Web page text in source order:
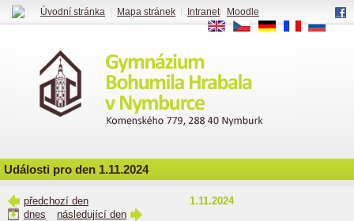
Události pro den 1.11.2024
předchozí den
1.11.2024
dnes
následující den
Úvodní stránka Mapa stránek Intranet|
Moodle
EN
CS DE FR RU